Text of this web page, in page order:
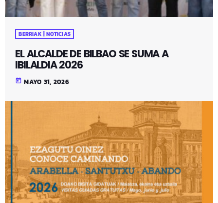
BERRIAK | NOTICIAS
EL ALCALDE DE BILBAO SE SUMA A
IBILALDIA 2026
today MAYO 31, 2026